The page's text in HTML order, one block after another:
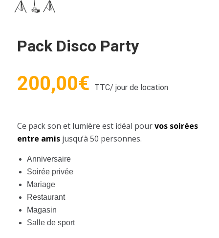
Pack Disco Party
200,00€ TTC/ jour de location
Ce pack son et lumière est idéal pourvos soirées
entre amis jusqu’à 50 personnes.
Anniversaire
Soirée privée
Mariage
Restaurant
Magasin
Salle de sport